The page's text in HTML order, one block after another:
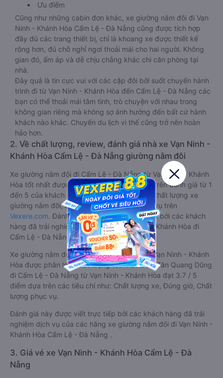
Ưu điểm
Cũng như những cabin đơn khác, xe giường nằm đôi đi Vạn
Ninh - Khánh Hòa Cẩm Lệ - Đà Nẵng cũng được tích hợp
đầy đủ các trang thiết bị, chỉ là khoang xe được thiết kế
rộng hơn, đủ chỗ nghỉ ngơi thoải mái cho hai người. Không
gian đó, ấm áp và dễ chịu chẳng khác chi căn phòng tại
nhà.
Đây quả là tin cực vui với các cặp đôi bởi suốt chuyến hành
trình đi từ Vạn Ninh - Khánh Hòa đến Cẩm Lệ - Đà Nẵng các
bạn có thể thoải mái tâm tình, trò chuyện với nhau trong
không gian riêng mà không sợ ảnh hưởng đến bất cứ hành
khách nào khác. Chuyến du lịch vì thế cũng trở nên hoàn
hảo hơn.
2. Về chất lượng, review, đánh giá nhà xe Vạn Ninh -
Khánh Hòa Cẩm Lệ - Đà Nẵng giường nằm đôi
Xe giường nằm đôi đi Cẩm Lệ - Đà Nẵng từ Vạn Ninh - Khánh
Hòa tốt nhất được phân loại chất lượng dựa trên đánh giá từ 1
đến 5 của khách hàng với các tiêu chí như: Chất lượng xe
giường nằm đôi, Đúng giờ, Chất lượng phục vụ trên
Vexere.com. Đánh giá này được viết trực tiếp bởi các khách
hàng đã trải nghiệm các hãng Xe Vạn Ninh - Khánh Hòa đi
Cẩm Lệ - Đà Nẵng.
Xe giường nằm đôi đi Cẩm Lệ - Đà Nẵng từ Vạn Ninh - Khánh
Hòa được phân loại chất lượng tốt nhất là xe Tân Quang Dũng
đi Cẩm Lệ - Đà Nẵng từ Vạn Ninh - Khánh Hòa đạt 3.7 / 5
điểm dựa trên các tiêu chí như: Chất lượng xe, Đúng giờ, Chất
lượng phục vụ.
Đánh giá này được viết trực tiếp bởi các khách hàng đã trải
nghiệm dịch vụ của các hãng xe giường nằm đôi đi Vạn Ninh -
Khánh Hòa Cẩm Lệ - Đà Nẵng .
3. Giá vé xe Vạn Ninh - Khánh Hòa Cẩm Lệ - Đà
Nẵng